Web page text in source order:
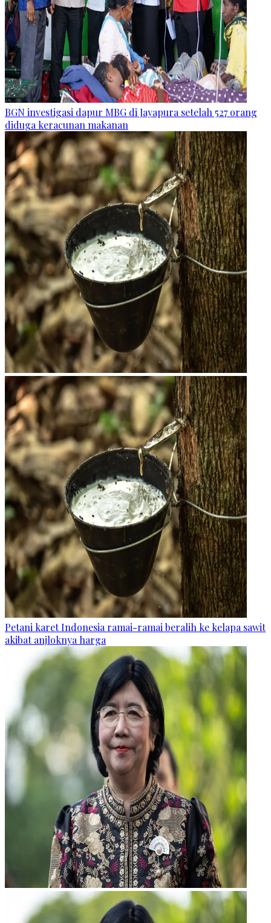
BGN investigasi dapur MBG di Jayapura setelah 527 orang
diduga keracunan makanan
Petani karet Indonesia ramai-ramai beralih ke kelapa sawit
akibat anjloknya harga